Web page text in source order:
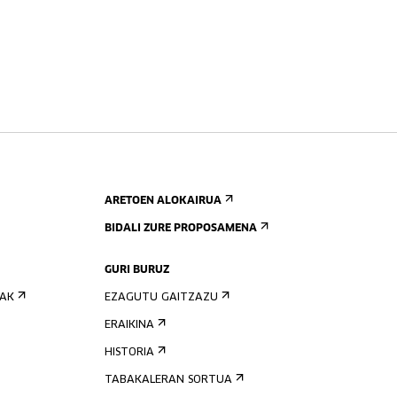
ARETOEN ALOKAIRUA
BIDALI ZURE PROPOSAMENA
GURI BURUZ
EZAGUTU GAITZAZU
ERAIKINA
HISTORIA
TABAKALERAN SORTUA